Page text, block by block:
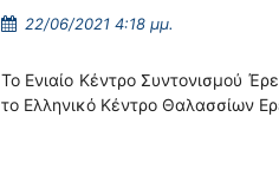
22/06/2021 4:18 μμ.
Το Ενιαίο Κέντρο Συντονισμού
το Ελληνικό Κέντρο Θαλασσίων